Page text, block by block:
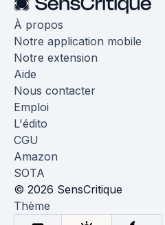
À propos
Notre application mobile
Notre extension
Aide
Nous contacter
Emploi
L'édito
CGU
Amazon
SOTA
© 2026 SensCritique
Thème